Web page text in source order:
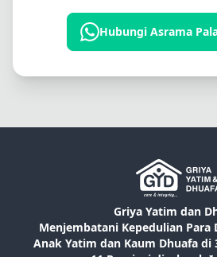
Hubungi Asrama
Griya Yatim dan
Menjembatani Kepedulian Para
Anak Yatim dan Kaum Dhuafa di